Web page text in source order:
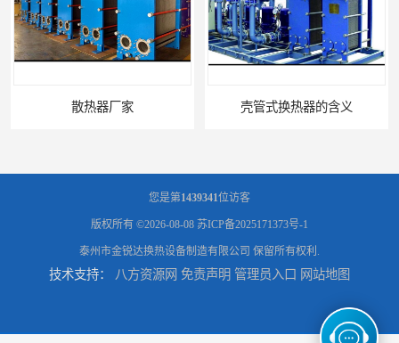
壳管式换热器的含义
什么是板式换热器呢？ 板式油冷却器 润滑油冷却换热装置 设计定制
您是第1439341位访客
版权所有 ©2026-08-08 苏ICP备2025171373号-1
泰州市金锐达换热设备制造有限公司 保留所有权利.
技术支持： 八方资源网 免责声明 管理员入口 网站地图